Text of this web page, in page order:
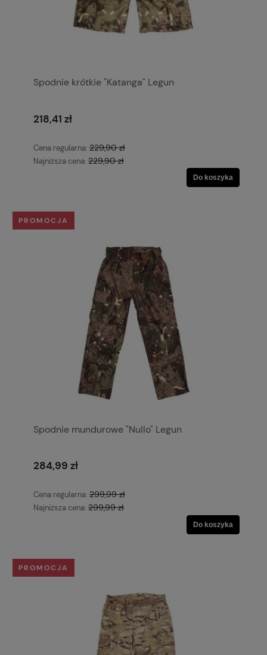
Spodnie krótkie "Katanga" Legun
218,41 zł
Cena regularna: 229,90 zł
Najniższa cena: 229,90 zł
Do koszyka
Spodnie mundurowe "Nullo" Legun
284,99 zł
Cena regularna: 299,99 zł
Najniższa cena: 299,99 zł
Do koszyka
PROMOCJA
PROMOCJA